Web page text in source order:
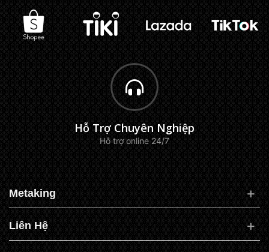
Hỗ Trợ Chuyên Nghiệp
Hỗ trợ online 24/7
Metaking
Liên Hệ